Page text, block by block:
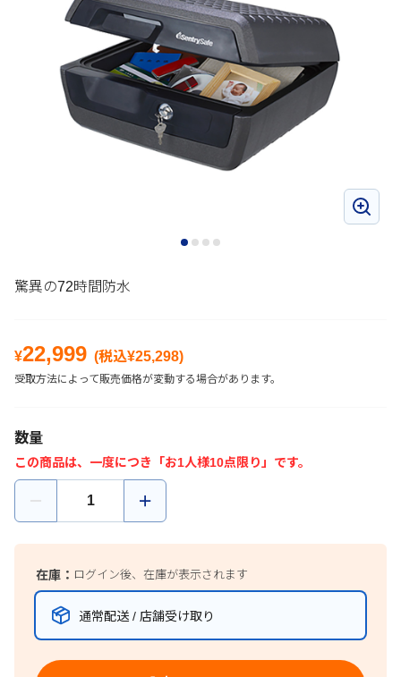
驚異の72時間防水
¥22,999 (税込¥25,298)
受取方法によって販売価格が変動する場合があります。
数量
この商品は、一度につき「お1人様10点限り」です。
在庫： ログイン後、在庫が表示されます
通常配送 / 店舗受け取り